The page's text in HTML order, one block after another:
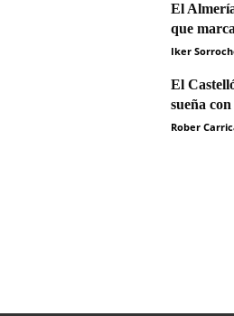
El
que
Iker
El
sueña con
Rober